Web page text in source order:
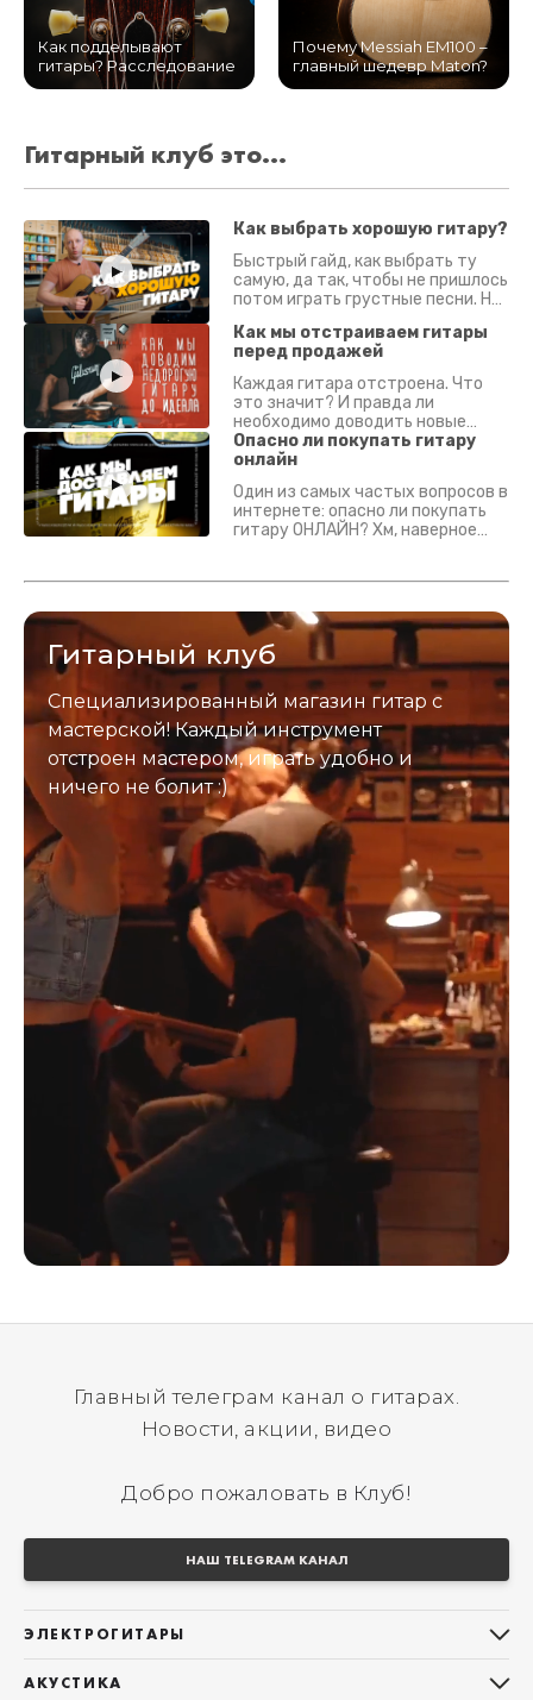
Как подделывают
гитары? Расследование
Почему Messiah EM100 –
главный шедевр Maton?
Гитарный клуб это...
Как выбрать хорошую гитару?
Быстрый гайд, как выбрать ту
самую, да так, чтобы не пришлось
потом играть грустные песни. На
Как мы отстраиваем гитары
перед продажей
Каждая гитара отстроена. Что
это значит? И правда ли
необходимо доводить новые
гитары? Если кратко - да.
Подробно - в видео :)
Опасно ли покупать гитару
онлайн
Один из самых частых вопросов в
интернете: опасно ли покупать
гитару ОНЛАЙН? Хм, наверное
застрахован. Случись что -
Гитарный клуб
Специализированный магазин гитар с
мастерской! Каждый инструмент
отстроен мастером, играть удобно и
ничего не болит :)
Главный телеграм канал о гитарах.
Новости, акции, видео
Добро пожаловать в Клуб!
НАШ TELEGRAM КАНАЛ
ЭЛЕКТРОГИТАРЫ
АКУСТИКА